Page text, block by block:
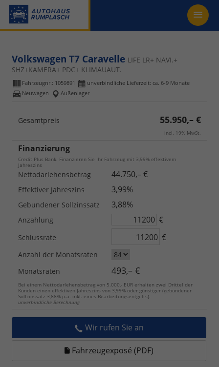
Volkswagen T7 Caravelle LIFE LR+ NAVI.+
SHZ+KAMERA+ PDC+ KLIMAUAUT.
Fahrzeugnr.: 1059891
unverbindliche Lieferzeit: ca. 6-9 Monate
Neuwagen
Außenlager
Gesamtpreis 55.950,– €
incl. 19% MwSt.
Finanzierung
Credit Plus Bank. Finanzieren Sie Ihr Fahrzeug mit 3,99% effektivem
Jahreszins
Nettodarlehensbetrag 44.750,– €
Effektiver Jahreszins 3,99%
Gebundener Sollzinssatz 3,88%
Anzahlung €
Schlussrate €
Anzahl der Monatsraten
Monatsraten
493,– €
Bei einem Nettodarlehensbetrag von 5.000,- EUR erhalten zwei Drittel der
Kunden einen effektiven Jahreszins von 3,99% oder günstiger (gebundener
Sollzinssatz 3,88% p.a. inkl. eines Bearbeitungsentgelts).
unverbindliche Berechnung
Wir rufen Sie an
Fahrzeugexposé (PDF)